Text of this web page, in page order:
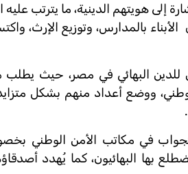
إلى هويتهم الدينية، ما يترتب
بالمدارس، وتوزيع الإرث،
البهائي في مصر، حيث يطلب
ووضع أعداد منهم بشكل
في مكاتب الأمن الوطني
بها البهائيون، كما يُهدد